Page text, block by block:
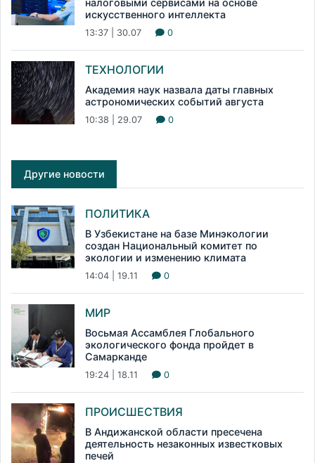
налоговыми сервисами на основе
искусственного интеллекта
13:37 | 30.07 0
ТЕХНОЛОГИИ
Академия наук назвала даты главных
астрономических событий августа
10:38 | 29.07 0
Другие новости
ПОЛИТИКА
В Узбекистане на базе Минэкологии
создан Национальный комитет по
экологии и изменению климата
14:04 | 19.11 0
МИР
Восьмая Ассамблея Глобального
экологического фонда пройдет в
Самарканде
19:24 | 18.11 0
ПРОИСШЕСТВИЯ
В Андижанской области пресечена
деятельность незаконных известковых
печей